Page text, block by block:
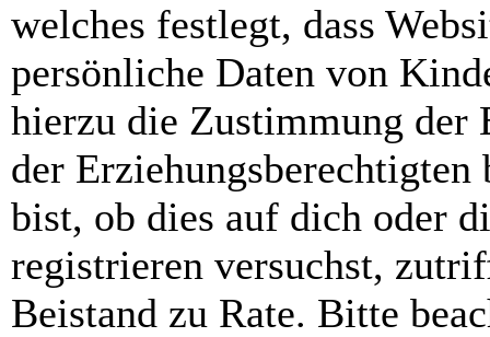
welches festlegt, dass
persönliche Daten von
hierzu die Zustimmung der
der
bist, ob dies auf dich oder
registrieren versuchst,
Beistand zu Rate. Bitte